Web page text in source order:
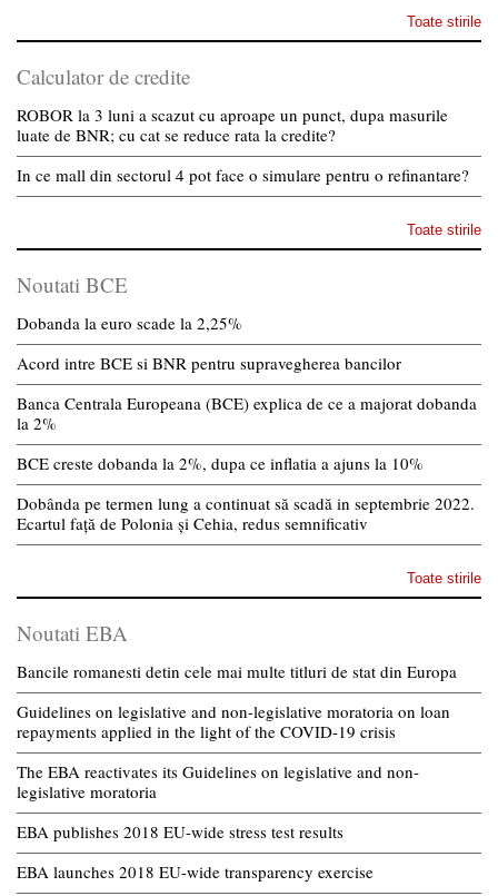
Toate stirile
Calculator de credite
ROBOR la 3 luni a scazut cu aproape un punct, dupa masurile
luate de BNR; cu cat se reduce rata la credite?
In ce mall din sectorul 4 pot face o simulare pentru o refinantare?
Toate stirile
Noutati BCE
Dobanda la euro scade la 2,25%
Acord intre BCE si BNR pentru supravegherea bancilor
Banca Centrala Europeana (BCE) explica de ce a majorat dobanda
la 2%
BCE creste dobanda la 2%, dupa ce inflatia a ajuns la 10%
Dobânda pe termen lung a continuat să scadă in septembrie 2022.
Ecartul față de Polonia și Cehia, redus semnificativ
Toate stirile
Noutati EBA
Bancile romanesti detin cele mai multe titluri de stat din Europa
Guidelines on legislative and non-legislative moratoria on loan
repayments applied in the light of the COVID-19 crisis
The EBA reactivates its Guidelines on legislative and non-
legislative moratoria
EBA publishes 2018 EU-wide stress test results
EBA launches 2018 EU-wide transparency exercise